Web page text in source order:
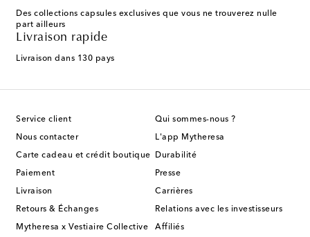
Des collections capsules exclusives que vous ne trouverez nulle
part ailleurs
Livraison rapide
Livraison dans 130 pays
Service client
Nous contacter
Carte cadeau et crédit boutique
Paiement
Livraison
Retours & Échanges
Mytheresa x Vestiaire Collective
Qui sommes-nous ?
L'app Mytheresa
Durabilité
Presse
Carrières
Relations avec les investisseurs
Affiliés